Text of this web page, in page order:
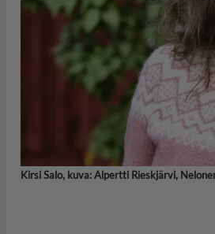
Kirsi Salo, kuva: Alpertti Rieskjärvi,